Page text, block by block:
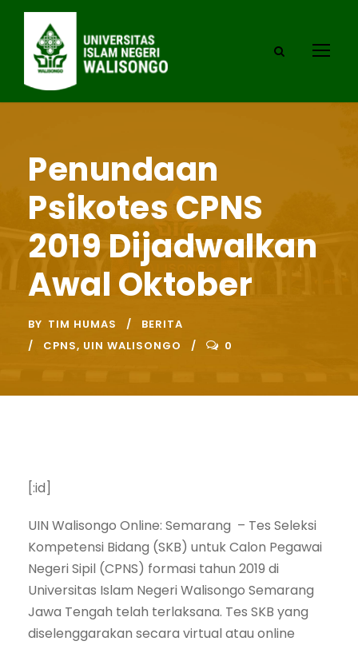
Penundaan
Psikotes CPNS
2019 Dijadwalkan
Awal Oktober
BY TIM HUMAS
BERITA
CPNS, UIN WALISONGO 0
[:id]
UIN Walisongo Online: Semarang – Tes Seleksi
Kompetensi Bidang (SKB) untuk Calon Pegawai
Negeri Sipil (CPNS) formasi tahun 2019 di
Universitas Islam Negeri Walisongo Semarang
Jawa Tengah telah terlaksana. Tes SKB yang
diselenggarakan secara virtual atau online